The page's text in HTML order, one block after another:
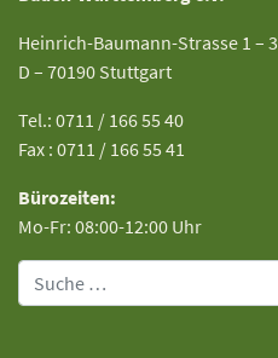
Heinrich-Baumann-Strasse 1 – 3
D – 70190 Stuttgart
Tel.: 0711 / 166 55 40
Fax : 0711 / 166 55 41
Bürozeiten:
Mo-Fr: 08:00-12:00 Uhr
Suche